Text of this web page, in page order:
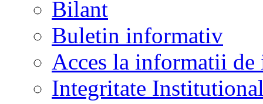
Bilant
Buletin informativ
Acces la informatii de
Integritate